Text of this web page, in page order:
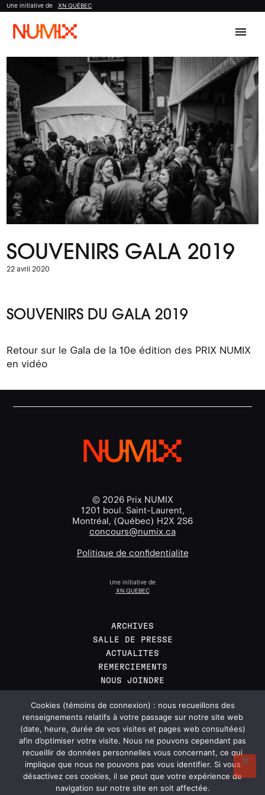
Une initiative de XN QUÉBEC
menu
SOUVENIRS GALA 2019
22 avril 2020
SOUVENIRS DU GALA 2019
Retour sur le Gala de la 10e édition des PRIX NUMIX
en vidéo
© 2026 Prix NUMIX
1201 boul. Saint-Laurent,
Montréal, (Québec) H2X 2S6
concours@numix.ca
Politique de confidentialite
Une initiative de
XN QUEBEC
ARCHIVES
SALLE DE PRESSE
ACTUALITES
REMERCIEMENTS
NOUS JOINDRE
EN
Inscrivez-vous a l'infolettre pour recevoir
toutes les nouvelles des NUMIX.
S’INSCRIRE
Cookies (témoins de connexion) : nous recueillons des
renseignements relatifs à votre passage sur notre site web
(date, heure, durée de vos visites et pages web consultées)
afin d’optimiser votre visite. Nous ne pouvons cependant pas
recueillir de données personnelles vous concernant, ce qui
implique que nous ne pouvons pas vous identifier. Si vous
désactivez ces cookies, il se peut que votre expérience de
navigation sur notre site en soit affectée.